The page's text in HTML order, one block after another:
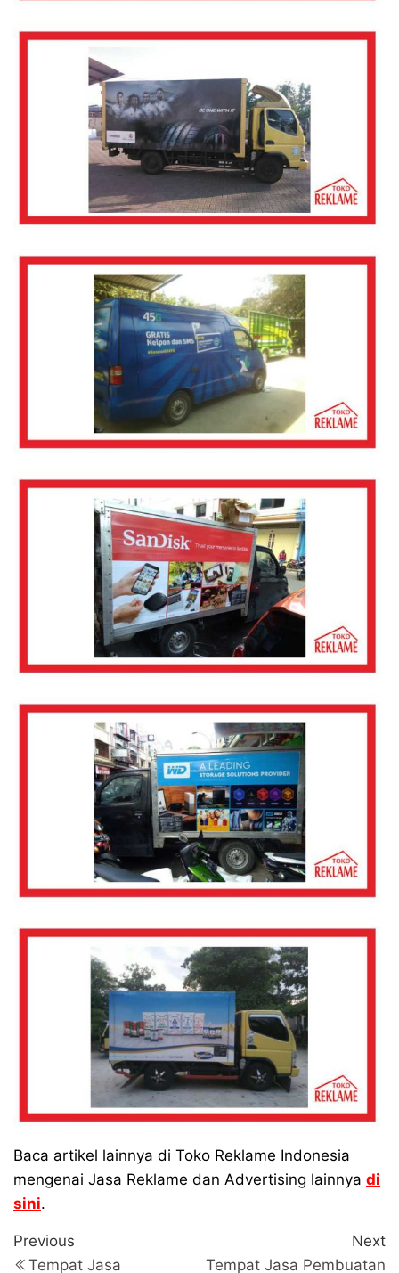
Baca artikel lainnya di Toko Reklame Indonesia
mengenai Jasa Reklame dan Advertising lainnya di
sini.
Navigasi
Previous
Post
Previous
Tempat Jasa
Next
Tempat Jasa Pembuatan